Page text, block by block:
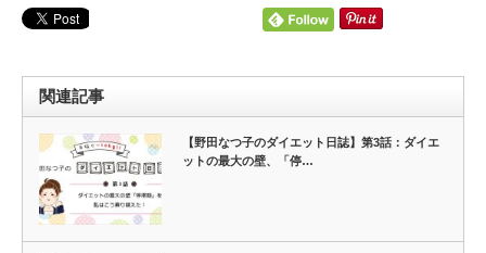
関連記事
【野田なつ子のダイエット日誌】第3話：ダイエ
ットの最大の壁、「停…